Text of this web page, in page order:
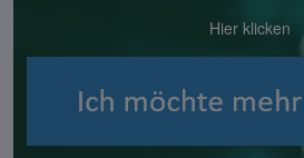
Hier klicken